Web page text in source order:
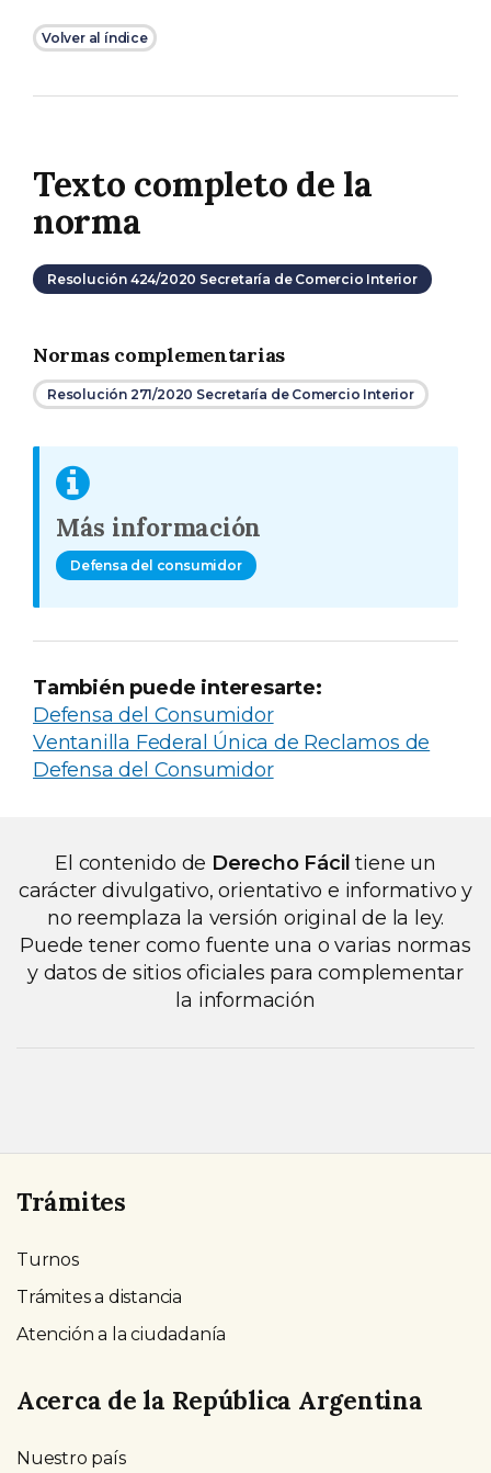
Volver al índice
Texto completo de la
norma
Resolución 424/2020 Secretaría de Comercio Interior
Normas complementarias
Resolución 271/2020 Secretaría de Comercio Interior
Más información
Defensa del consumidor
También puede interesarte:
Defensa del Consumidor
Ventanilla Federal Única de Reclamos de
Defensa del Consumidor
El contenido de Derecho Fácil tiene un
carácter divulgativo, orientativo e informativo y
no reemplaza la versión original de la ley.
Puede tener como fuente una o varias normas
y datos de sitios oficiales para complementar
la información
Trámites
Turnos
Trámites a distancia
Atención a la ciudadanía
Acerca de la República Argentina
Nuestro país